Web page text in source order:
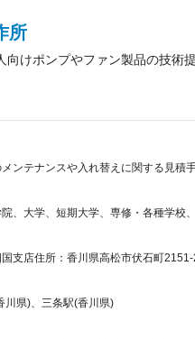
所
向けポンプやファン製品の技
ンテナンスや入れ替えに関する見積
院、大学、短期大学、専修・各種学校
国支店住所：香川県高松市伏石町
川県)、三条駅(香川県)